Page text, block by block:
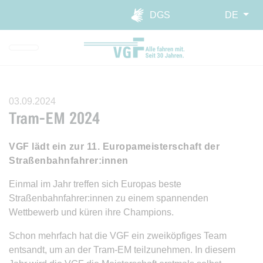
Direkt zur Hauptnavigation
Direkt zum Inhalt springen
Webseiten-Barriere melden
DGS
DE
03.09.2024
Tram-EM 2024
VGF lädt ein zur 11. Europameisterschaft der
Straßenbahnfahrer:innen
Einmal im Jahr treffen sich Europas beste
Straßenbahnfahrer:innen zu einem spannenden
Wettbewerb und küren ihre Champions.
Schon mehrfach hat die VGF ein zweiköpfiges Team
entsandt, um an der Tram-EM teilzunehmen. In diesem